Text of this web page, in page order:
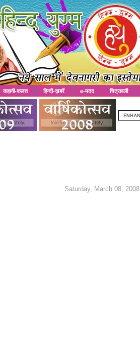
कहानी-कलश हिन्दी-ख़बरें e-मदद चित्रावली
Saturday, March 08, 2008